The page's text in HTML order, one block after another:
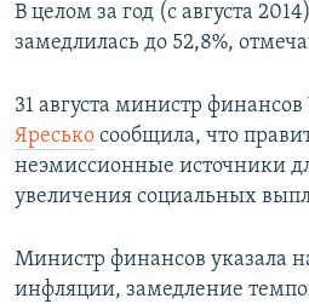
В целом за год (с августа
замедлилась до 52,8%,
31 августа министр
Яресько сообщила, что
неэмиссионные источники
увеличения социальных
Министр финансов указала
инфляции, замедление